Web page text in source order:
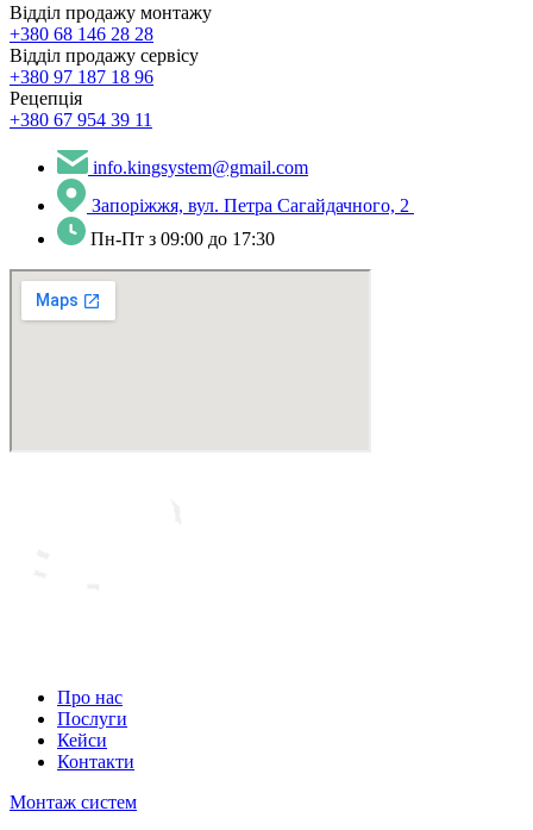
Відділ продажу монтажу
+380 68 146 28 28
Відділ продажу сервісу
+380 97 187 18 96
Рецепція
+380 67 954 39 11
info.kingsystem@gmail.com
Запоріжжя, вул. Петра Сагайдачного, 2
Пн-Пт з 09:00 до 17:30
Про нас
Послуги
Кейси
Контакти
Монтаж систем